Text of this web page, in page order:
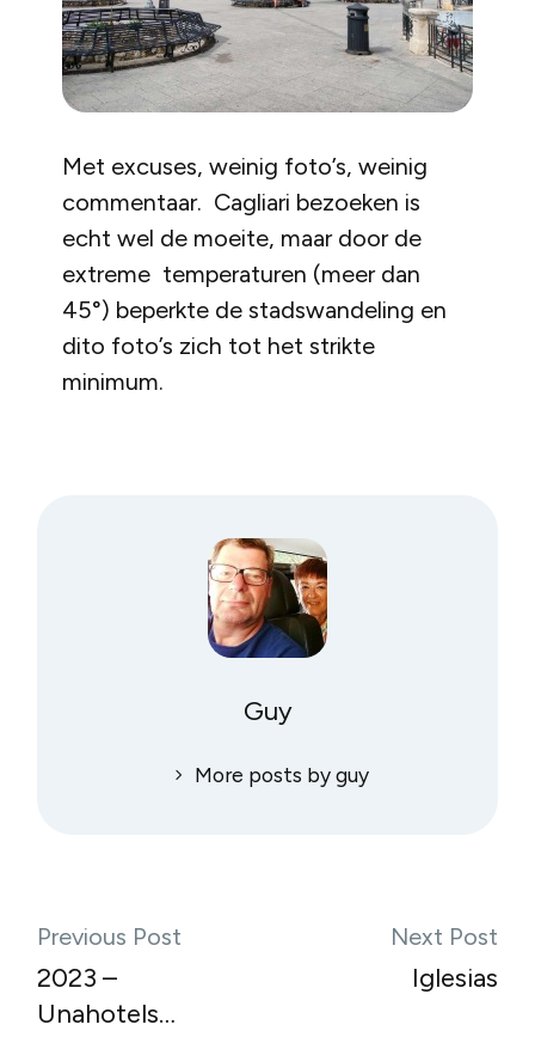
Met excuses, weinig foto’s, weinig
commentaar. Cagliari bezoeken is
echt wel de moeite, maar door de
extreme temperaturen (meer dan
45°) beperkte de stadswandeling en
dito foto’s zich tot het strikte
minimum.
Guy
More posts by guy
Previous Post
2023 –
Unahotels
Next Post
Iglesias